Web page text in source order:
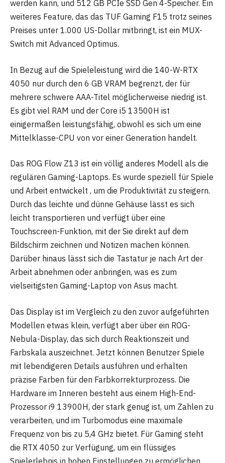
werden kann, und 512 GB PCIe SSD Gen 4-Speicher. Ein
weiteres Feature, das das TUF Gaming F15 trotz seines
Preises unter 1.000 US-Dollar mitbringt, ist ein MUX-
Switch mit Advanced Optimus.
In Bezug auf die Spieleleistung wird die 140-W-RTX
4050 nur durch den 6 GB VRAM begrenzt, der für
mehrere schwere AAA-Titel möglicherweise niedrig ist.
Es gibt viel RAM und der Core i5 13500H ist
einigermaßen leistungsfähig, obwohl es sich um eine
Mittelklasse-CPU von vor einer Generation handelt.
Das ROG Flow Z13 ist ein völlig anderes Modell als die
regulären Gaming-Laptops. Es wurde speziell für Spiele
und Arbeit entwickelt , um die Produktivität zu steigern.
Durch das leichte und dünne Gehäuse lässt es sich
leicht transportieren und verfügt über eine
Touchscreen-Funktion, mit der Sie direkt auf dem
Bildschirm zeichnen und Notizen machen können.
Darüber hinaus lässt sich die Tastatur je nach Art der
Arbeit abnehmen oder anbringen, was es zum
vielseitigsten Gaming-Laptop von Asus macht.
Das Display ist im Vergleich zu den zuvor aufgeführten
Modellen etwas klein, verfügt aber über ein ROG-
Nebula-Display, das sich durch Reaktionszeit und
Farbskala auszeichnet. Jetzt können Benutzer Spiele
mit lebendigeren Details ausführen und erhalten
präzise Farben für den Farbkorrekturprozess. Die
Hardware im Inneren besteht aus einem High-End-
Prozessor i9 13900H, der stark genug ist, um Zahlen zu
verarbeiten, und im Turbomodus eine maximale
Frequenz von bis zu 5,4 GHz bietet. Für Gaming steht
die RTX 4050 zur Verfügung, um ein flüssiges
Spielerlebnis in hohen Einstellungen zu ermöglichen.